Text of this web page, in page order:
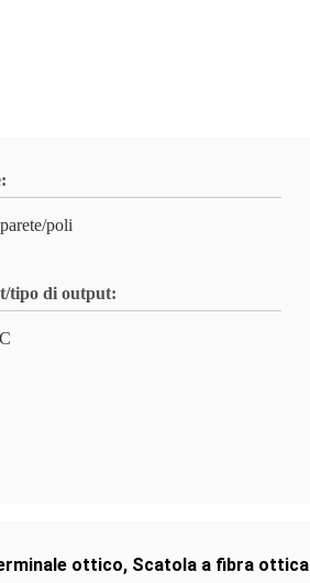
poli
tipo di output:
ottico, Scatola a fibra